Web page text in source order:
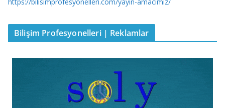
https://bilisimprofesyonelleri.com/yayin-amacimiz/
Bilişim Profesyonelleri | Reklamlar